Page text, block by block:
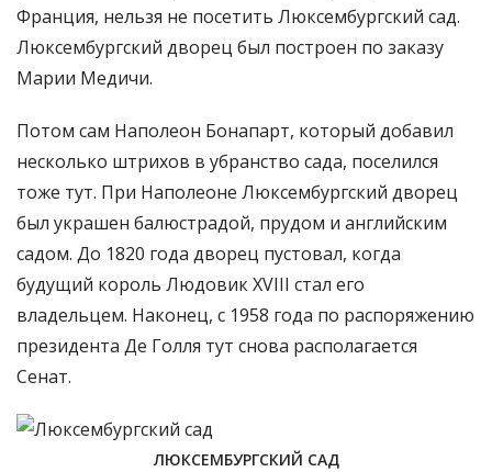
Франция, нельзя не посетить Люксембургский сад.
Люксембургский дворец был построен по заказу
Марии Медичи.
Потом сам Наполеон Бонапарт, который добавил
несколько штрихов в убранство сада, поселился
тоже тут. При Наполеоне Люксембургский дворец
был украшен балюстрадой, прудом и английским
садом. До 1820 года дворец пустовал, когда
будущий король Людовик XVIII стал его
владельцем. Наконец, с 1958 года по распоряжению
президента Де Голля тут снова располагается
Сенат.
ЛЮКСЕМБУРГСКИЙ САД